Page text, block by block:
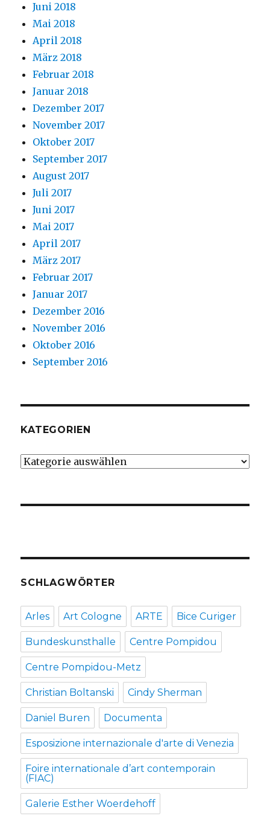
Juni 2018
Mai 2018
April 2018
März 2018
Februar 2018
Januar 2018
Dezember 2017
November 2017
Oktober 2017
September 2017
August 2017
Juli 2017
Juni 2017
Mai 2017
April 2017
März 2017
Februar 2017
Januar 2017
Dezember 2016
November 2016
Oktober 2016
September 2016
KATEGORIEN
Kategorien
SCHLAGWÖRTER
Arles Art Cologne ARTE Bice Curiger
Bundeskunsthalle Centre Pompidou
Centre Pompidou-Metz
Christian Boltanski Cindy Sherman
Daniel Buren Documenta
Esposizione internazionale d'arte di Venezia
Foire internationale d’art contemporain
(FIAC)
Galerie Esther Woerdehoff